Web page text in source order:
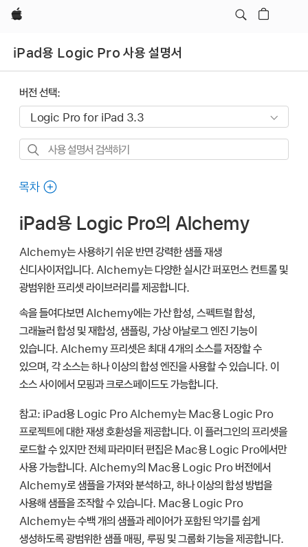
Apple
iPad용 Logic Pro 사용 설명서
버전 선택:
사용
검색하기
목차
iPad용 Logic Pro의 Alchemy
Alchemy는 사용하기 쉬운 반면 강력한 샘플 재생
신디사이저입니다. Alchemy는 다양한 실시간 퍼포먼스 컨트롤 및
광범위한 프리셋 라이브러리를 제공합니다.
속을 들여다보면 Alchemy에는 가산 합성, 스펙트럴 합성,
그래뉼러 합성 및 재합성, 샘플링, 가상 아날로그 엔진 기능이
있습니다. Alchemy 프리셋은 최대 4개의 소스를 저장할 수
있으며, 각 소스는 하나 이상의 합성 엔진을 사용할 수 있습니다. 이
소스 사이에서 모핑과 크로스페이드도 가능합니다.
참고: iPad용 Logic Pro Alchemy는 Mac용 Logic Pro
프로젝트에 대한 재생 호환성을 제공합니다. 이 플러그인의 프리셋을
로드할 수 있지만 전체 파라미터 편집은 Mac용 Logic Pro에서만
사용 가능합니다. Alchemy의 Mac용 Logic Pro 버전에서
Alchemy로 샘플을 가져와 분석하고, 하나 이상의 합성 방법을
사용해 샘플을 조작할 수 있습니다. Mac용 Logic Pro
Alchemy는 수백 개의 샘플과 레이어가 포함된 악기를 쉽게
생성하도록 광범위한 샘플 매핑, 루핑 및 그룹화 기능을 제공합니다.